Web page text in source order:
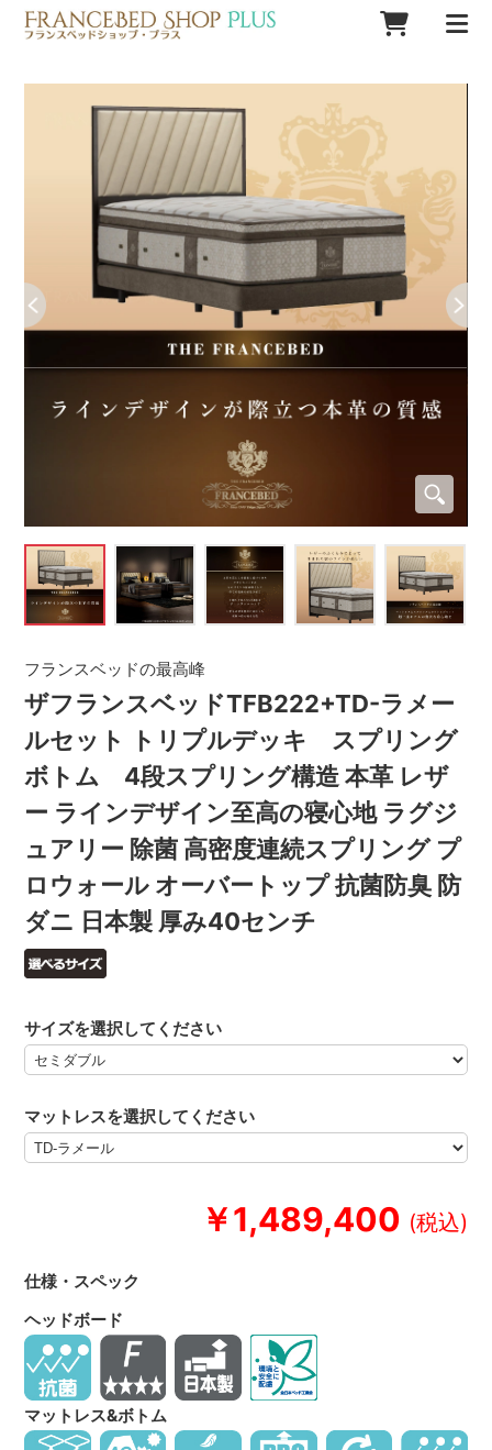
ザフランスベッドTFB222+TD-ラメー
ルセット トリプルデッキ スプリング
ボトム 4段スプリング構造 本革 レザ
ー ラインデザイン至高の寝心地 ラグジ
ュアリー 除菌 高密度連続スプリング プ
ロウォール オーバートップ 抗菌防臭 防
ダニ 日本製 厚み40センチ
フランスベッドの最高峰
￥1,489,400
サイズを選択してください
マットレスを選択してください
仕様・スペック
ヘッドボード
マットレス&ボトム